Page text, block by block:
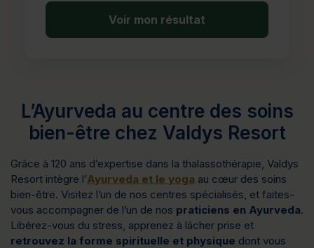
Voir mon résultat
L’Ayurveda au centre des soins
bien-être chez Valdys Resort
Grâce à 120 ans d’expertise dans la thalassothérapie, Valdys
Resort intègre l’Ayurveda et le yoga au cœur des soins
bien-être. Visitez l’un de nos centres spécialisés, et faites-
vous accompagner de l’un de nos praticiens en Ayurveda.
Libérez-vous du stress, apprenez à lâcher prise et
retrouvez la forme spirituelle et physique dont vous